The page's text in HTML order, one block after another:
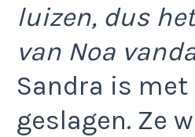
luizen, dus
van Noa
Sandra is
geslagen. Ze